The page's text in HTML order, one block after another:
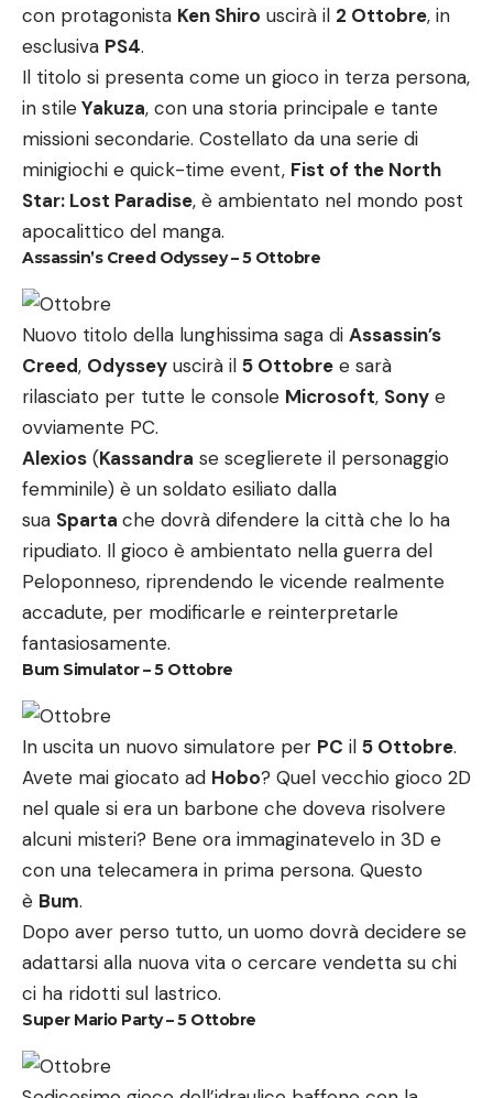
con protagonista Ken Shiro uscirà il 2 Ottobre, in
esclusiva PS4.
Il titolo si presenta come un gioco in terza persona,
in stileYakuza, con una storia principale e tante
missioni secondarie. Costellato da una serie di
minigiochi e quick-time event, Fist of the North
Star: Lost Paradise, è ambientato nel mondo post
apocalittico del manga.
Assassin’s Creed Odyssey – 5 Ottobre
Nuovo titolo della lunghissima saga di Assassin’s
Creed, Odyssey uscirà il 5 Ottobre e sarà
rilasciato per tutte le console Microsoft, Sony e
ovviamente PC.
Alexios (Kassandra se sceglierete il personaggio
femminile) è un soldato esiliato dalla
sua Sparta che dovrà difendere la città che lo ha
ripudiato. Il gioco è ambientato nella guerra del
Peloponneso, riprendendo le vicende realmente
accadute, per modificarle e reinterpretarle
fantasiosamente.
Bum Simulator – 5 Ottobre
In uscita un nuovo simulatore per PC il 5 Ottobre.
Avete mai giocato ad Hobo? Quel vecchio gioco 2D
nel quale si era un barbone che doveva risolvere
alcuni misteri? Bene ora immaginatevelo in 3D e
con una telecamera in prima persona. Questo
è Bum.
Dopo aver perso tutto, un uomo dovrà decidere se
adattarsi alla nuova vita o cercare vendetta su chi
ci ha ridotti sul lastrico.
Super Mario Party – 5 Ottobre